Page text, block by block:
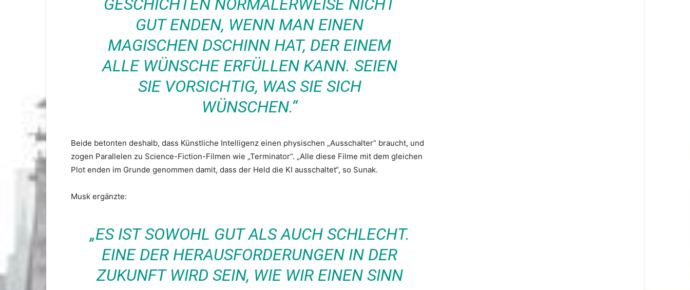
GESCHICHTEN NORMALERWEISE NICHT
GUT ENDEN, WENN MAN EINEN
MAGISCHEN DSCHINN HAT, DER EINEM
ALLE WÜNSCHE ERFÜLLEN KANN. SEIEN
SIE VORSICHTIG, WAS SIE SICH
WÜNSCHEN.“
Beide betonten deshalb, dass Künstliche Intelligenz einen physischen „Ausschalter“ braucht, und
zogen Parallelen zu Science-Fiction-Filmen wie „Terminator“. „Alle diese Filme mit dem gleichen
Plot enden im Grunde genommen damit, dass der Held die KI ausschaltet“, so Sunak.
Musk ergänzte:
„ES IST SOWOHL GUT ALS AUCH SCHLECHT.
EINE DER HERAUSFORDERUNGEN IN DER
ZUKUNFT WIRD SEIN, WIE WIR EINEN SINN